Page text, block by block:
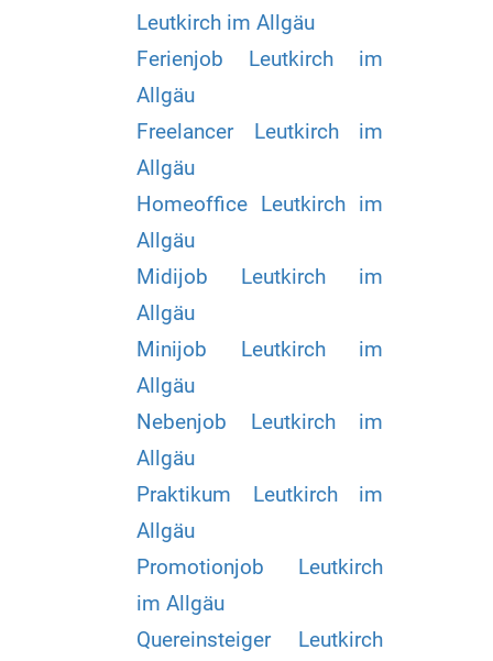
Leutkirch im Allgäu
Ferienjob Leutkirch im
Allgäu
Freelancer Leutkirch im
Allgäu
Homeoffice Leutkirch im
Allgäu
Midijob Leutkirch im
Allgäu
Minijob Leutkirch im
Allgäu
Nebenjob Leutkirch im
Allgäu
Praktikum Leutkirch im
Allgäu
Promotionjob Leutkirch
im Allgäu
Quereinsteiger Leutkirch